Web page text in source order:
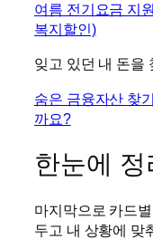
여름 전기요금 지
복지할인)
잊고 있던 내 돈을
숨은 금융자산 찾
까요?
한눈에 정
마지막으로 카드
두고 내 상황에 맞